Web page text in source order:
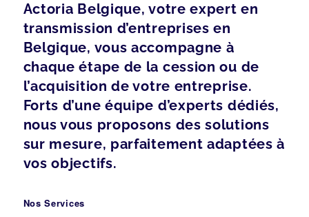
Actoria Belgique, votre expert en
transmission d’entreprises en
Belgique, vous accompagne à
chaque étape de la cession ou de
l’acquisition de votre entreprise.
Forts d’une équipe d’experts dédiés,
nous vous proposons des solutions
sur mesure, parfaitement adaptées à
vos objectifs.
Nos Services